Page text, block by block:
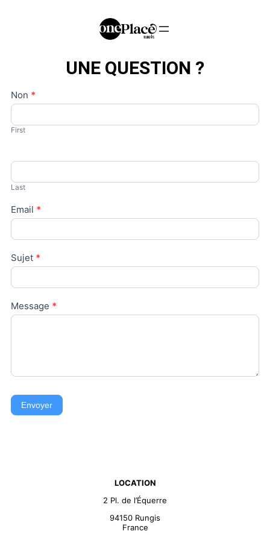
UNE QUESTION ?
Contact
Us
Non *
First
Last
Email *
Sujet *
Message *
Envoyer
LOCATION
2 Pl. de l’Équerre
94150 Rungis
France